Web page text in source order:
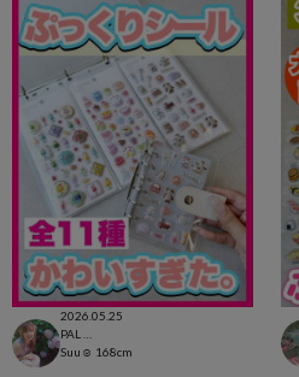
2026.05.25
Suu☺︎ 168cm